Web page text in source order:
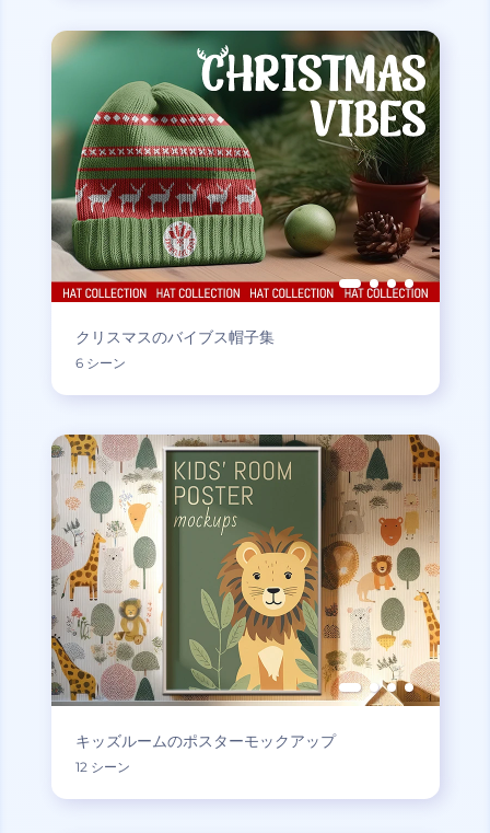
クリスマスのバイブス帽子集
6 シーン
キッズルームのポスターモックアップ
12 シーン